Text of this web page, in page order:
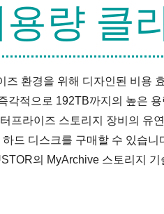
량 클
즈 환경을 위해 디자인된 비용
각적으로 192TB까지의 높은
프라이즈 스토리지 장비의 유
드 디스크를 구매할 수 있습
의 MyArchive 스토리지